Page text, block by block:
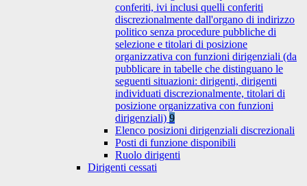
conferiti, ivi inclusi quelli conferiti
discrezionalmente dall'organo di indirizzo
politico senza procedure pubbliche di
selezione e titolari di posizione
organizzativa con funzioni dirigenziali (da
pubblicare in tabelle che distinguano le
seguenti situazioni: dirigenti, dirigenti
individuati discrezionalmente, titolari di
posizione organizzativa con funzioni
dirigenziali) 9
Elenco posizioni dirigenziali discrezionali
Posti di funzione disponibili
Ruolo dirigenti
Dirigenti cessati